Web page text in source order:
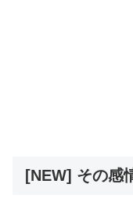
[NEW] その感